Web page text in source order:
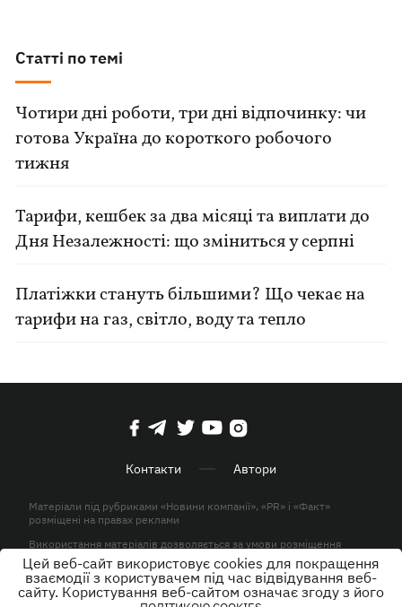
Статті по темі
Чотири дні роботи, три дні відпочинку: чи
готова Україна до короткого робочого
тижня
Тарифи, кешбек за два місяці та виплати до
Дня Незалежності: що зміниться у серпні
Платіжки стануть більшими? Що чекає на
тарифи на газ, світло, воду та тепло
Контакти Автори
Матеріали під рубриками «Новини компанії», «PR» і «Факт»
розміщені на правах реклами
Використання матеріалів дозволяється за умови розміщення
активного гіперпосилання на KP.UA в першому абзаці.
© ТОВ «ЮЛАВ МЕДІА» 2026. Всі права захищені.
Цей веб-сайт використовує cookies для покращення
взаємодії з користувачем під час відвідування веб-
сайту. Користування веб-сайтом означає згоду з його